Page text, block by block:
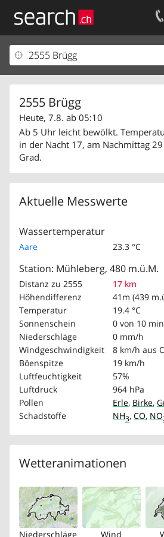
2555 Brügg
Heute, 7.8. ab 05:10
Ab 5 Uhr leicht bewölkt.
in der Nacht 17, am Nachmittag 29
Grad.
Aktuelle Messwerte
Wassertemperatur
Aare 23.3 °C
Station: Mühleberg, 480 m.ü.M.
Distanz zu 2555
17 km
Höhendifferenz
41m (439
Temperatur
19.4 °C
Sonnenschein
0 von 10 min
Niederschläge
0 mm/h
Windgeschwindigkeit
8 km/h aus
Böenspitze
19 km/h
Luftfeuchtigkeit
57%
Luftdruck
964 hPa
Pollen
Erle, Birke,
Schadstoffe
NH3, CO, NO
Wetteranimationen
Niederschläge Wind
Ihr Eintrag
Kundencenter Geschäftskunden